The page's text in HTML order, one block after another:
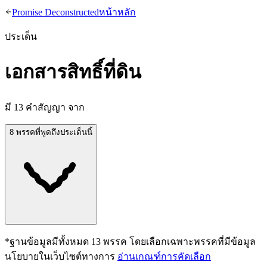
Promise Deconstructedหน้าหลัก
ประเด็น
เอกสารสิทธิ์ที่ดิน
มี 13 คำสัญญา จาก
8 พรรคที่พูดถึงประเด็นนี้
*ฐานข้อมูลมีทั้งหมด 13 พรรค โดยเลือกเฉพาะพรรคที่มีข้อมูล
นโยบายในเว็บไซต์ทางการ อ่านเกณฑ์การคัดเลือก